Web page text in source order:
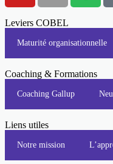
Leviers COBEL
Maturité organisationnelle
Coaching & Formations
Coaching Gallup
Liens utiles
Notre mission